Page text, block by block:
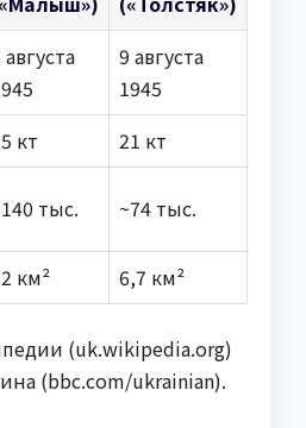
августа
9 августа
1945
кт
21 кт
тыс. ~74 тыс.
км² 6,7 км²
(uk.wikipedia.org)
(bbc.com/ukrainian).